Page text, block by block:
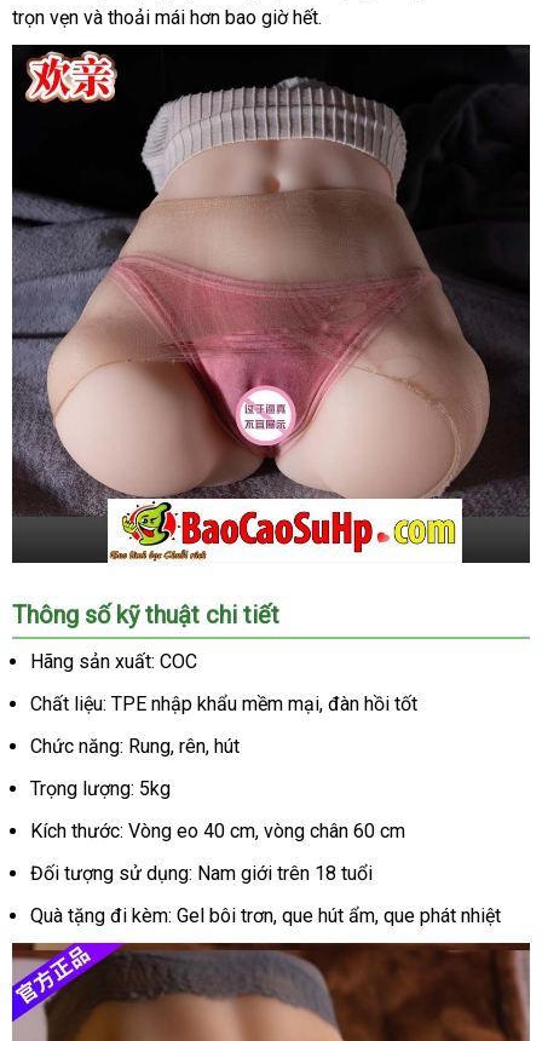
trọn vẹn và thoải mái hơn bao giờ hết.
Giá
sỉ
Mông
nguyên
COC
tròn
Tanami
rung
rên
5kg
hàng
xách
tay
Thông số kỹ thuật chi tiết
Hãng sản xuất: COC
Chất liệu: TPE nhập khẩu mềm mại, đàn hồi tốt
Chức năng: Rung, rên, hút
Trọng lượng: 5kg
Kích thước: Vòng eo 40 cm, vòng chân 60 cm
Đối tượng sử dụng: Nam giới trên 18 tuổi
Quà tặng đi kèm: Gel bôi trơn, que hút ẩm, que phát nhiệt